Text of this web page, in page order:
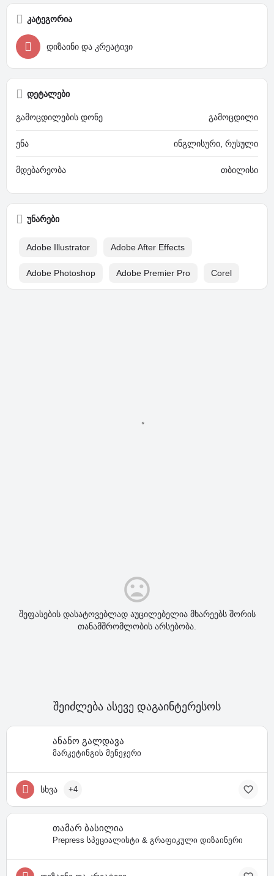
კატეგორია
დიზაინი და კრეატივი
დეტალები
გამოცდილების დონე გამოცდილი
ენა ინგლისური, რუსული
მდებარეობა თბილისი
უნარები
Adobe Illustrator Adobe After Effects
Adobe Photoshop Adobe Premier Pro Corel
შეფასების დასატოვებლად აუცილებელია მხარეებს შორის
თანამშრომლობის არსებობა.
შეიძლება ასევე დაგაინტერესოს
ანანო გალდავა
მარკეტინგის მენეჯერი
სხვა +4
თამარ ბასილია
Prepress სპეციალისტი & გრაფიკული დიზაინერი